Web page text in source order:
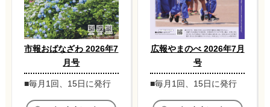
市報おばなざわ 2026年7
月号
■毎月1回、15日に発行
広報やまのべ 2026年7月
号
■毎月1回、15日に発行